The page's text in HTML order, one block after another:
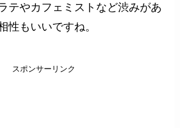
テやカフェミストなど渋みがあ
性もいいですね。
スポンサーリンク